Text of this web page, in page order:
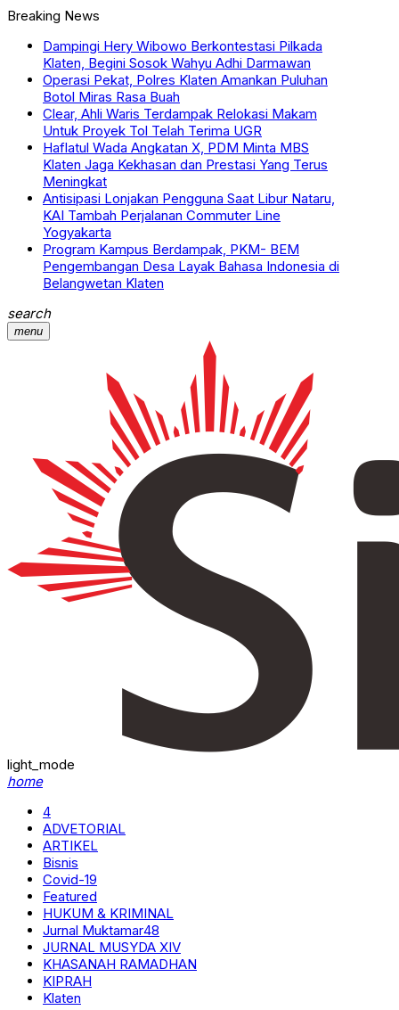
Breaking News
Dampingi Hery Wibowo Berkontestasi Pilkada
Klaten, Begini Sosok Wahyu Adhi Darmawan
Operasi Pekat, Polres Klaten Amankan Puluhan
Botol Miras Rasa Buah
Clear, Ahli Waris Terdampak Relokasi Makam
Untuk Proyek Tol Telah Terima UGR
Haflatul Wada Angkatan X, PDM Minta MBS
Klaten Jaga Kekhasan dan Prestasi Yang Terus
Meningkat
Antisipasi Lonjakan Pengguna Saat Libur Nataru,
KAI Tambah Perjalanan Commuter Line
Yogyakarta
Program Kampus Berdampak, PKM- BEM
Pengembangan Desa Layak Bahasa Indonesia di
Belangwetan Klaten
search
menu
light_mode
home
4
ADVETORIAL
ARTIKEL
Bisnis
Covid-19
Featured
HUKUM & KRIMINAL
Jurnal Muktamar48
JURNAL MUSYDA XIV
KHASANAH RAMADHAN
KIPRAH
Klaten